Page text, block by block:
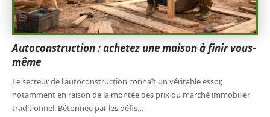
Autoconstruction : achetez une maison à finir vous-
même
Le secteur de l'autoconstruction connaît un véritable essor,
notamment en raison de la montée des prix du marché immobilier
traditionnel. Bétonnée par les défis…